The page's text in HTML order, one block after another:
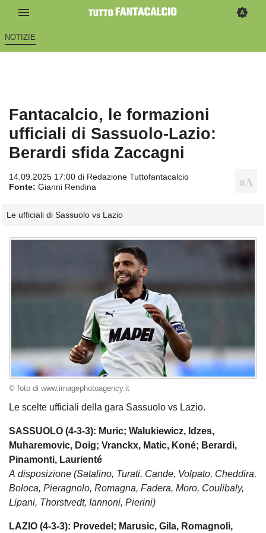
NOTIZIE
Fantacalcio, le formazioni
ufficiali di Sassuolo-Lazio:
Berardi sfida Zaccagni
14.09.2025 17:00 di Redazione Tuttofantacalcio
Fonte: Gianni Rendina
Le ufficiali di Sassuolo vs Lazio
© foto di www.imagephotoagency.it
Le scelte ufficiali della gara Sassuolo vs Lazio.
SASSUOLO (4-3-3): Muric; Walukiewicz, Idzes,
Muharemovic, Doig; Vranckx, Matic, Koné; Berardi,
Pinamonti, Laurienté
A disposizione (Satalino, Turati, Cande, Volpato, Cheddira,
Boloca, Pieragnolo, Romagna, Fadera, Moro, Coulibaly,
Lipani, Thorstvedt, Iannoni, Pierini)
LAZIO (4-3-3): Provedel; Marusic, Gila, Romagnoli,